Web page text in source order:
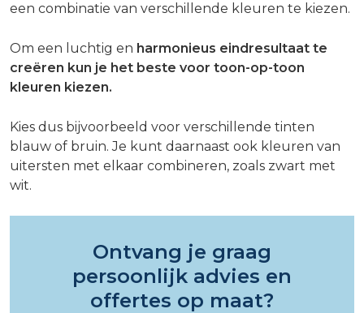
een combinatie van verschillende kleuren te kiezen.
Om een luchtig en harmonieus eindresultaat te
creëren kun je het beste voor toon-op-toon
kleuren kiezen.
Kies dus bijvoorbeeld voor verschillende tinten
blauw of bruin. Je kunt daarnaast ook kleuren van
uitersten met elkaar combineren, zoals zwart met
wit.
Ontvang je graag
persoonlijk advies en
offertes op maat?